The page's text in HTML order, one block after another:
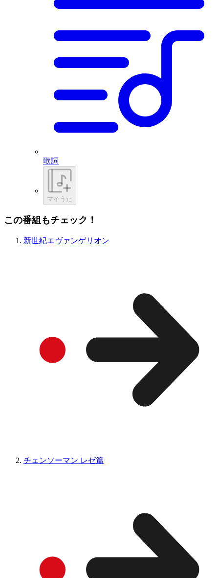
歌詞
マイうた
この番組もチェック！
新世紀エヴァンゲリオン
チェンソーマン レゼ篇